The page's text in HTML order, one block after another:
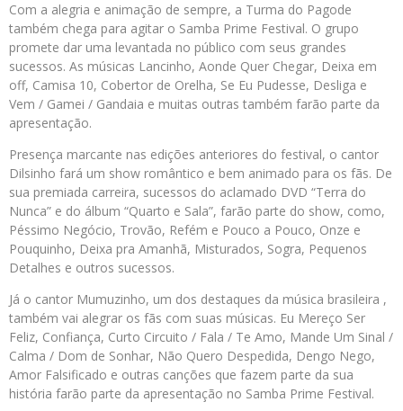
Com a alegria e animação de sempre, a Turma do Pagode
também chega para agitar o Samba Prime Festival. O grupo
promete dar uma levantada no público com seus grandes
sucessos. As músicas Lancinho, Aonde Quer Chegar, Deixa em
off, Camisa 10, Cobertor de Orelha, Se Eu Pudesse, Desliga e
Vem / Gamei / Gandaia e muitas outras também farão parte da
apresentação.
Presença marcante nas edições anteriores do festival, o cantor
Dilsinho fará um show romântico e bem animado para os fãs. De
sua premiada carreira, sucessos do aclamado DVD “Terra do
Nunca” e do álbum “Quarto e Sala”, farão parte do show, como,
Péssimo Negócio, Trovão, Refém e Pouco a Pouco, Onze e
Pouquinho, Deixa pra Amanhã, Misturados, Sogra, Pequenos
Detalhes e outros sucessos.
Já o cantor Mumuzinho, um dos destaques da música brasileira ,
também vai alegrar os fãs com suas músicas. Eu Mereço Ser
Feliz, Confiança, Curto Circuito / Fala / Te Amo, Mande Um Sinal /
Calma / Dom de Sonhar, Não Quero Despedida, Dengo Nego,
Amor Falsificado e outras canções que fazem parte da sua
história farão parte da apresentação no Samba Prime Festival.